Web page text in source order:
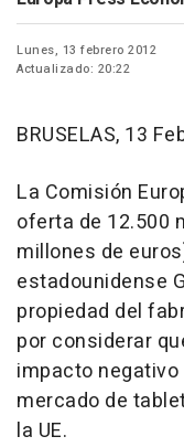
Lunes, 13 febrero 2012
Actualizado: 20:22
BRUSELAS, 13
La Comisión
oferta de 12.500
millones de
estadounidense
propiedad del
por considerar
impacto
mercado de
la UE.